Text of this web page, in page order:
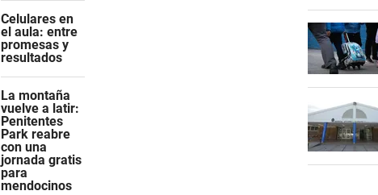
Celulares en
el aula: entre
promesas y
resultados
La montaña
vuelve a latir:
Penitentes
Park reabre
con una
jornada gratis
para
mendocinos